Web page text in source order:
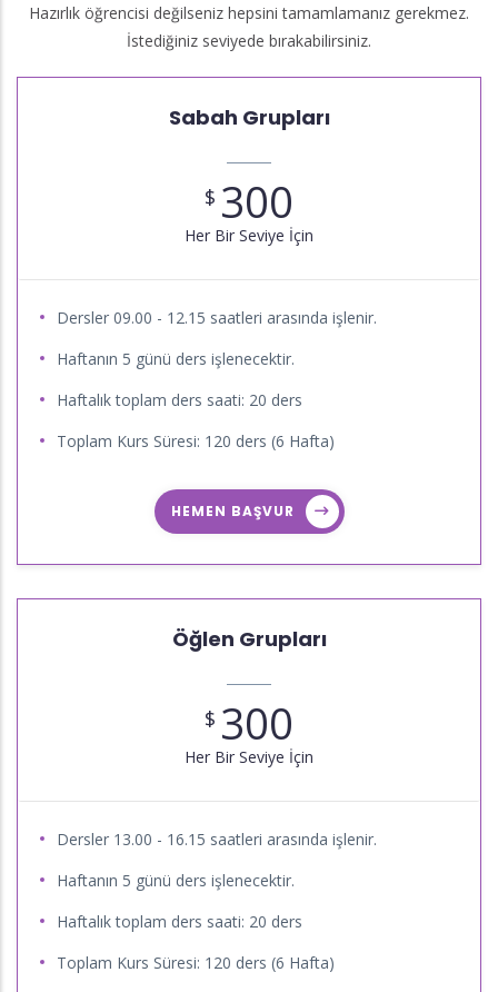
Hazırlık öğrencisi değilseniz hepsini tamamlamanız gerekmez.
İstediğiniz seviyede bırakabilirsiniz.
Sabah Grupları
$ 300
Her Bir Seviye İçin
Dersler 09.00 - 12.15 saatleri arasında işlenir.
Haftanın 5 günü ders işlenecektir.
Haftalık toplam ders saati: 20 ders
Toplam Kurs Süresi: 120 ders (6 Hafta)
HEMEN BAŞVUR
Öğlen Grupları
$ 300
Her Bir Seviye İçin
Dersler 13.00 - 16.15 saatleri arasında işlenir.
Haftanın 5 günü ders işlenecektir.
Haftalık toplam ders saati: 20 ders
Toplam Kurs Süresi: 120 ders (6 Hafta)